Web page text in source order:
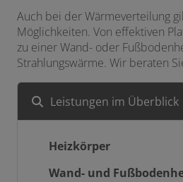
Auch bei der Wärmeverteilung
Möglichkeiten. Von effektiven
zu einer Wand- oder
Strahlungswärme. Wir beraten
Leistungen im Überblick
Heizkörper
Wand- und